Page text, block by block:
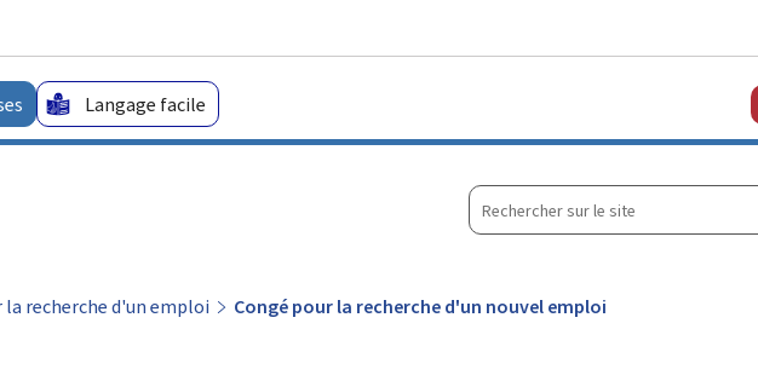
Langage facile
Rechercher
sur
site
la recherche d'un emploi
Congé pour la recherche d'un nouvel emploi